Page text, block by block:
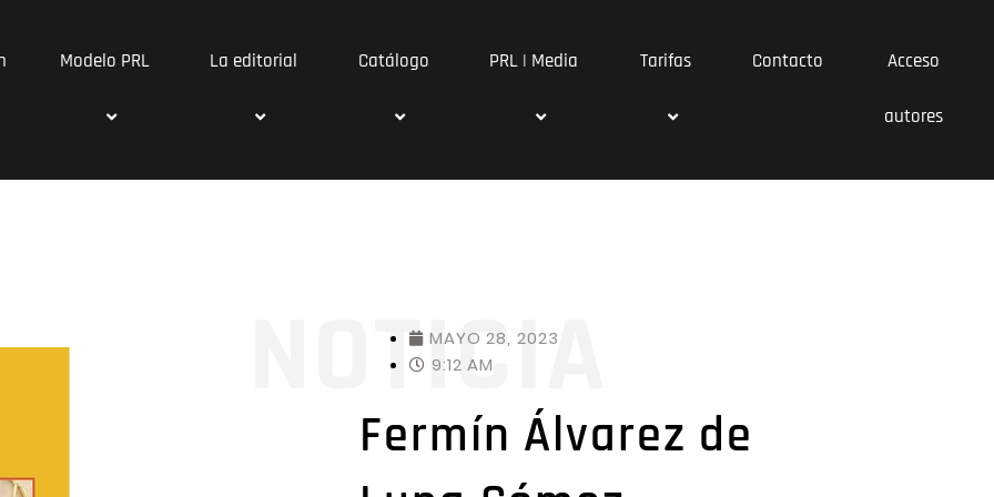
Modelo PRL La editorial Catálogo PRL | Media Tarifas Contacto Acceso
autores
NOTICIA
MAYO 28, 2023
9:12 AM
Fermín Álvarez de